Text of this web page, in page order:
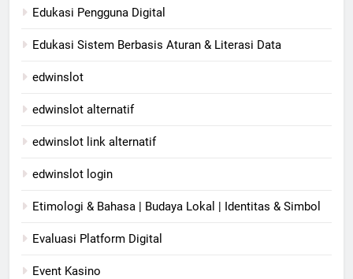
Edukasi Pengguna Digital
Edukasi Sistem Berbasis Aturan & Literasi Data
edwinslot
edwinslot alternatif
edwinslot link alternatif
edwinslot login
Etimologi & Bahasa | Budaya Lokal | Identitas & Simbol
Evaluasi Platform Digital
Event Kasino